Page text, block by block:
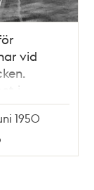
vid
i
1950